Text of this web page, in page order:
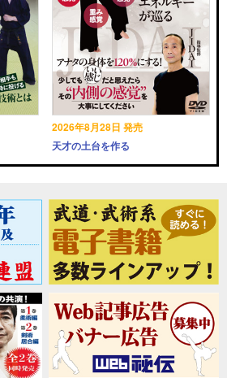
2026年8月28日 発売
天才の土台を作る